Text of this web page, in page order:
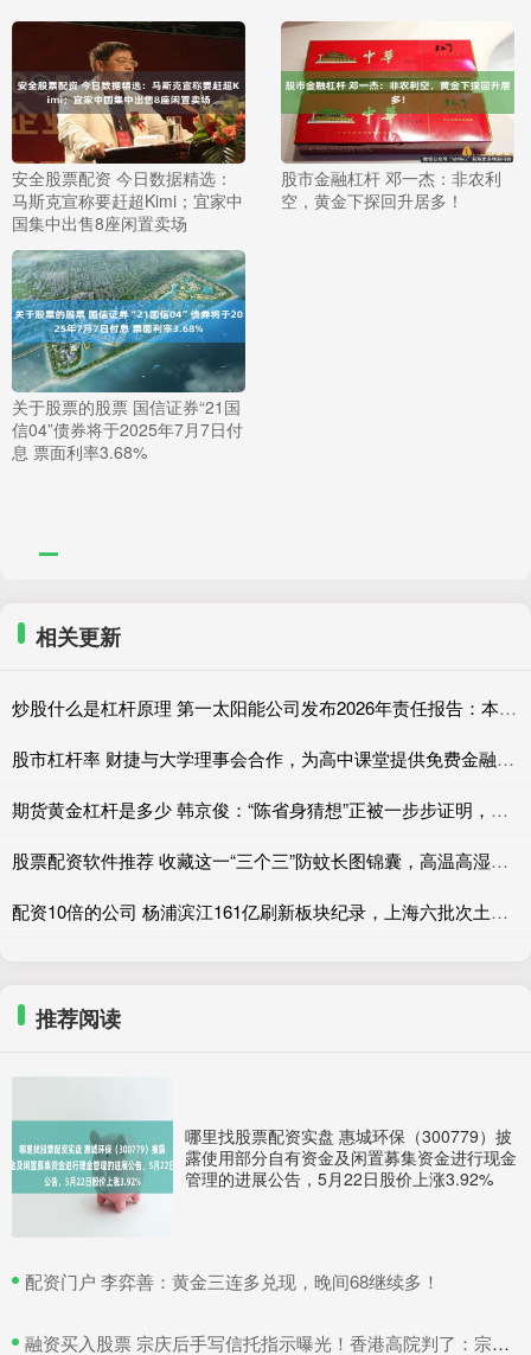
安全股票配资 今日数据精选：
马斯克宣称要赶超Kimi；宜家中
国集中出售8座闲置卖场
股市金融杠杆 邓一杰：非农利
空，黄金下探回升居多！
关于股票的股票 国信证券“21国
信04”债券将于2025年7月7日付
息 票面利率3.68%
相关更新
炒股什么是杠杆原理 第一太阳能公司发布2026年责任报告：本土制造创造多重价值
股市杠杆率 财捷与大学理事会合作，为高中课堂提供免费金融工具与资源
期货黄金杠杆是多少 韩京俊：“陈省身猜想”正被一步步证明，有理由期待完全在本土培养出菲奖得主
股票配资软件推荐 收藏这一“三个三”防蚊长图锦囊，高温高湿季节莫让蚊虫“喜滋滋”
配资10倍的公司 杨浦滨江161亿刷新板块纪录，上海六批次土拍“冷热两极”收官
推荐阅读
哪里找股票配资实盘 惠城环保（300779）披
露使用部分自有资金及闲置募集资金进行现金
管理的进展公告，5月22日股价上涨3.92%
​配资门户 李弈善：黄金三连多兑现，晚间68继续多！
​融资买入股票 宗庆后手写信托指示曝光！香港高院判了：宗馥莉暂不得挪动汇丰账户资产